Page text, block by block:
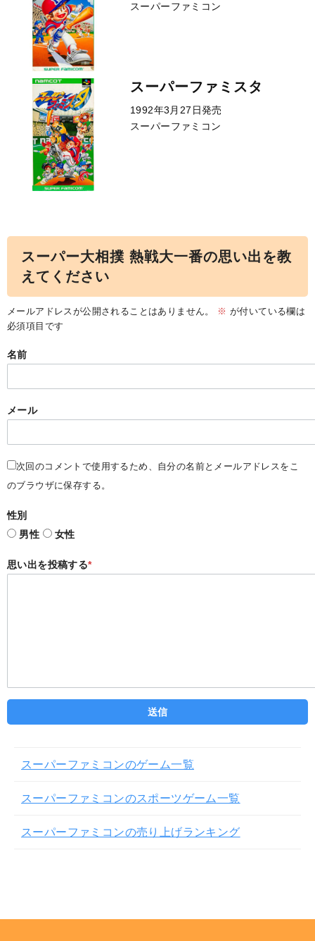
スーパーファミコン
スーパーファミスタ
1992年3月27日発売
スーパーファミコン
スーパー大相撲 熱戦大一番の思い出を教
えてください
メールアドレスが公開されることはありません。 ※ が付いている欄は
必須項目です
名前
メール
次回のコメントで使用するため、自分の名前とメールアドレスをこ
のブラウザに保存する。
性別
男性
女性
思い出を投稿する*
スーパーファミコンのゲーム一覧
スーパーファミコンのスポーツゲーム一覧
スーパーファミコンの売り上げランキング